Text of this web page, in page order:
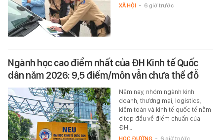
XÃ HỘI - 6 giờ trước
Ngành học cao điểm nhất của ĐH Kinh tế Quốc
dân năm 2026: 9,5 điểm/môn vẫn chưa thể đỗ
Năm nay, nhóm ngành kinh
doanh, thương mại, logistics,
kiểm toán và kinh tế quốc tế nằm
ở top đầu về điểm chuẩn của
ĐH…
HỌC ĐƯỜNG - 6 giờ trước